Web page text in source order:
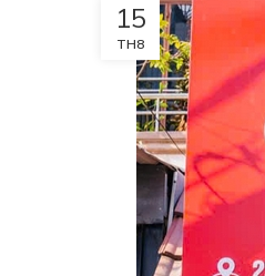
15
TH8